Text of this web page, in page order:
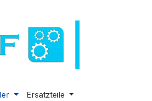
Ersatzteile